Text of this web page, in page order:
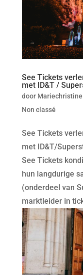
See Tickets
met ID&T /
door
Non classé
See Tickets
met ID&T/
See Tickets
hun langdurige
(onderdeel van
marktleider in